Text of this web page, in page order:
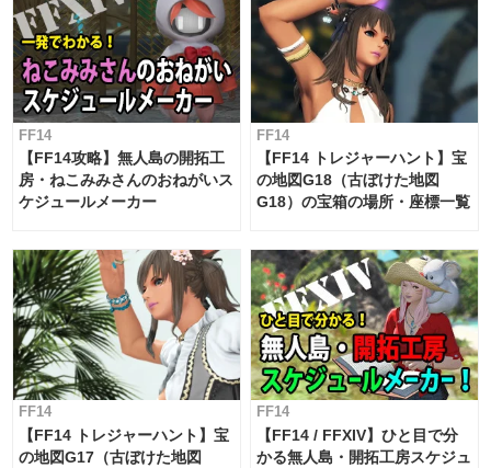
FF14
【FF14攻略】無人島の開拓工
房・ねこみみさんのおねがいス
ケジュールメーカー
FF14
【FF14 トレジャーハント】宝
の地図G18（古ぼけた地図
G18）の宝箱の場所・座標一覧
FF14
【FF14 トレジャーハント】宝
の地図G17（古ぼけた地図
FF14
【FF14 / FFXIV】ひと目で分
かる無人島・開拓工房スケジュ